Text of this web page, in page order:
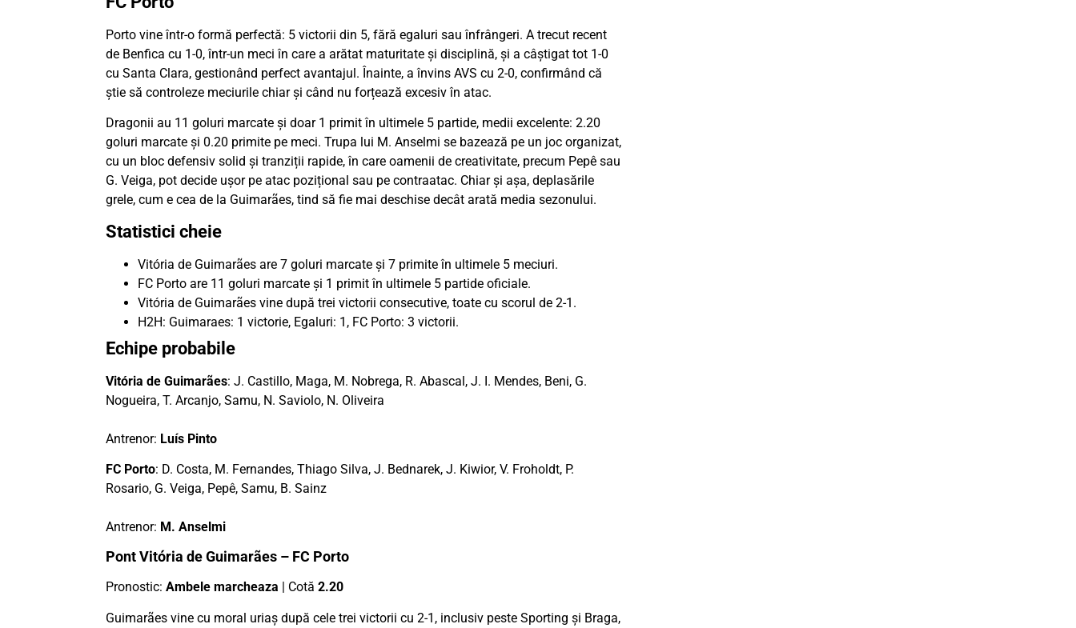
Porto vine într-o formă perfectă: 5 victorii din 5, fără egaluri sau înfrângeri. A trecut recent
de Benfica cu 1-0, într-un meci în care a arătat maturitate și disciplină, și a câștigat tot 1-0
cu Santa Clara, gestionând perfect avantajul. Înainte, a învins AVS cu 2-0, confirmând că
știe să controleze meciurile chiar și când nu forțează excesiv în atac.
Dragonii au 11 goluri marcate și doar 1 primit în ultimele 5 partide, medii excelente: 2.20
goluri marcate și 0.20 primite pe meci. Trupa lui M. Anselmi se bazează pe un joc organizat,
cu un bloc defensiv solid și tranziții rapide, în care oamenii de creativitate, precum Pepê sau
G. Veiga, pot decide ușor pe atac pozițional sau pe contraatac. Chiar și așa, deplasările
grele, cum e cea de la Guimarães, tind să fie mai deschise decât arată media sezonului.
Statistici cheie
Vitória de Guimarães are 7 goluri marcate și 7 primite în ultimele 5 meciuri.
FC Porto are 11 goluri marcate și 1 primit în ultimele 5 partide oficiale.
Vitória de Guimarães vine după trei victorii consecutive, toate cu scorul de 2-1.
H2H: Guimaraes: 1 victorie, Egaluri: 1, FC Porto: 3 victorii.
Echipe probabile
Vitória de Guimarães: J. Castillo, Maga, M. Nobrega, R. Abascal, J. I. Mendes, Beni, G.
Nogueira, T. Arcanjo, Samu, N. Saviolo, N. Oliveira
Antrenor: Luís Pinto
FC Porto: D. Costa, M. Fernandes, Thiago Silva, J. Bednarek, J. Kiwior, V. Froholdt, P.
Rosario, G. Veiga, Pepê, Samu, B. Sainz
Antrenor: M. Anselmi
Pont Vitória de Guimarães – FC Porto
Pronostic: Ambele marcheaza | Cotă 2.20
Guimarães vine cu moral uriaș după cele trei victorii cu 2-1, inclusiv peste Sporting și Braga,